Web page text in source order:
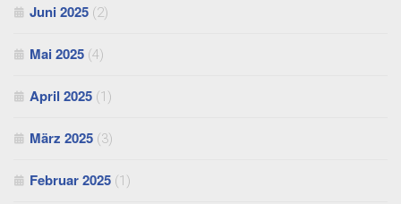
Juni 2025 (2)
Mai 2025 (4)
April 2025 (1)
März 2025 (3)
Februar 2025 (1)